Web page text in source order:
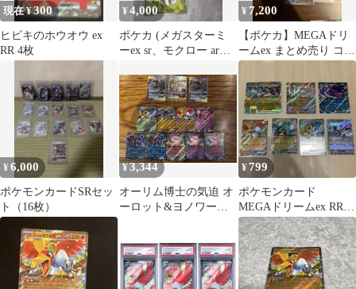
現在 ¥300
ヒビキのホウオウ ex
RR 4枚
¥4,000
ポケカ (メガスターミ
ーex sr、モクロー ar、
¥ 7,200
【ポケカ】MEGAドリ
ームex まとめ売り コダ
ックAR SAR多数
¥6,000
ポケモンカードSRセッ
ト（16枚）
¥3,344
オーリム博士の気迫 オ
ーロット&ヨノワール
¥ 799
ポケモンカード
MEGAドリームex RR
11点セット